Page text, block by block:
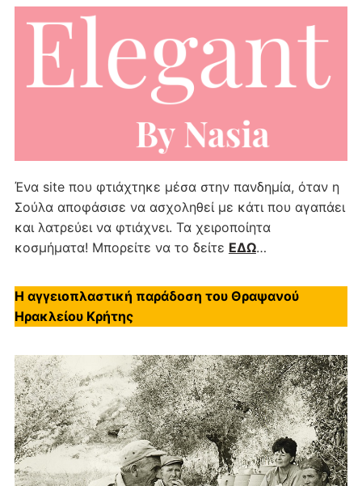
Ένα site που φτιάχτηκε μέσα στην πανδημία, όταν η
Σούλα αποφάσισε να ασχοληθεί με κάτι που αγαπάει
και λατρεύει να φτιάχνει. Τα χειροποίητα
κοσμήματα! Μπορείτε να το δείτε ΕΔΩ…
Η αγγειοπλαστική παράδοση του Θραψανού
Ηρακλείου Κρήτης